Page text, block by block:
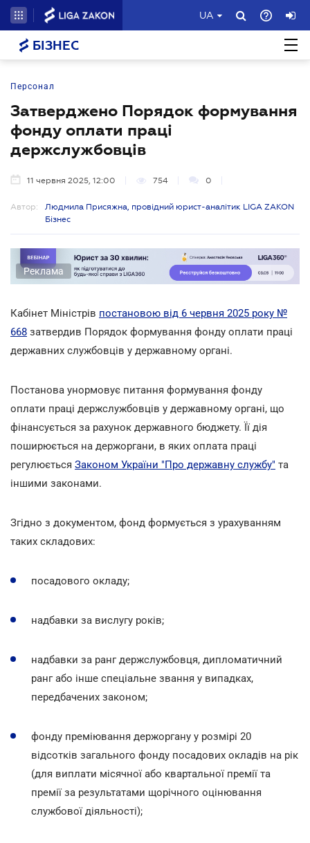
UA
БІЗНЕС
Персонал
Затверджено Порядок формування
фонду оплати праці
держслужбовців
11 червня 2025, 12:00 754 0
Автор:
Людмила Присяжна, провідний юрист-аналітик LIGA ZAKON
Бізнес
Реклама
Кабінет Міністрів постановою від 6 червня 2025 року №
668 затвердив Порядок формування фонду оплати праці
державних службовців у державному органі.
Постанова унормовує питання формування фонду
оплати праці держслужбовців у державному органі, що
фінансується за рахунок державного бюджету. Її дія
поширюється на держоргани, в яких оплата праці
регулюється Законом України "Про державну службу" та
іншими законами.
Згідно з документом, фонд формується з урахуванням
таких складових:
посадового окладу;
надбавки за вислугу років;
надбавки за ранг держслужбовця, дипломатичний
ранг або інше спеціальне звання у випадках,
передбачених законом;
фонду преміювання держоргану у розмірі 20
відсотків загального фонду посадових окладів на рік
(для виплати місячної або квартальної премії та
премії за результатами щорічного оцінювання
службової діяльності);